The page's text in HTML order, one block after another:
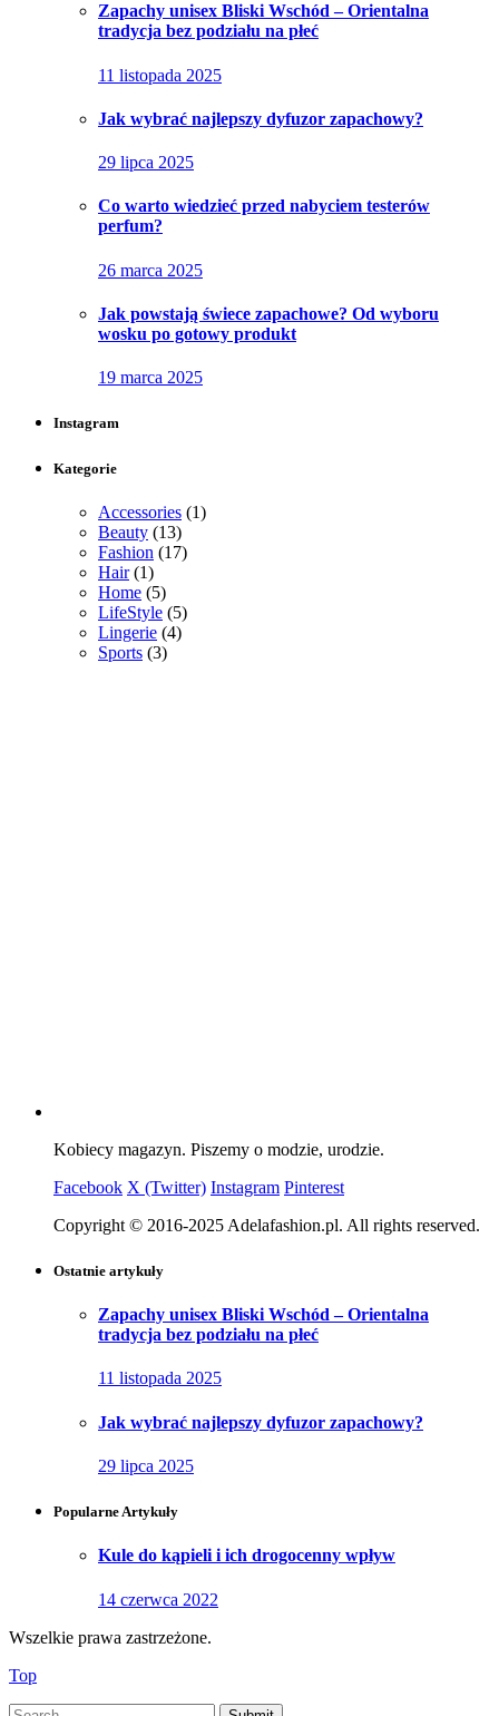
Zapachy unisex Bliski Wschód – Orientalna
tradycja bez podziału na płeć
11 listopada 2025
Jak wybrać najlepszy dyfuzor zapachowy?
29 lipca 2025
Co warto wiedzieć przed nabyciem testerów
perfum?
26 marca 2025
Jak powstają świece zapachowe? Od wyboru
wosku po gotowy produkt
19 marca 2025
Instagram
Kategorie
Accessories (1)
Beauty (13)
Fashion (17)
Hair(1)
Home (5)
LifeStyle (5)
Lingerie (4)
Sports (3)
Kobiecy magazyn. Piszemy o modzie, urodzie.
Facebook X (Twitter) Instagram Pinterest
Copyright © 2016-2025 Adelafashion.pl. All rights reserved.
Ostatnie artykuły
Zapachy unisex Bliski Wschód – Orientalna
tradycja bez podziału na płeć
11 listopada 2025
Jak wybrać najlepszy dyfuzor zapachowy?
29 lipca 2025
Popularne Artykuły
Kule do kąpieli i ich drogocenny wpływ
14 czerwca 2022
Wszelkie prawa zastrzeżone.
Top